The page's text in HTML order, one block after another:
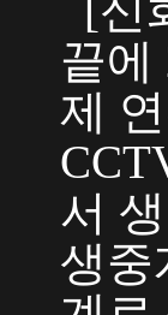
끝에
제
서
생중